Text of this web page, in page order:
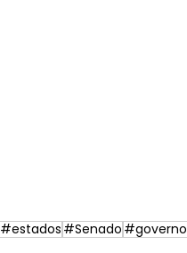
#estados #Senado #governo